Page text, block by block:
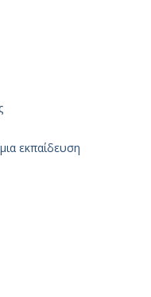
εκπαίδευση